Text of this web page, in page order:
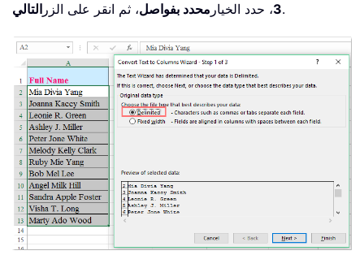
3، حدد الخيار محدد بفواصل، ثم انقر على الزر التالي .